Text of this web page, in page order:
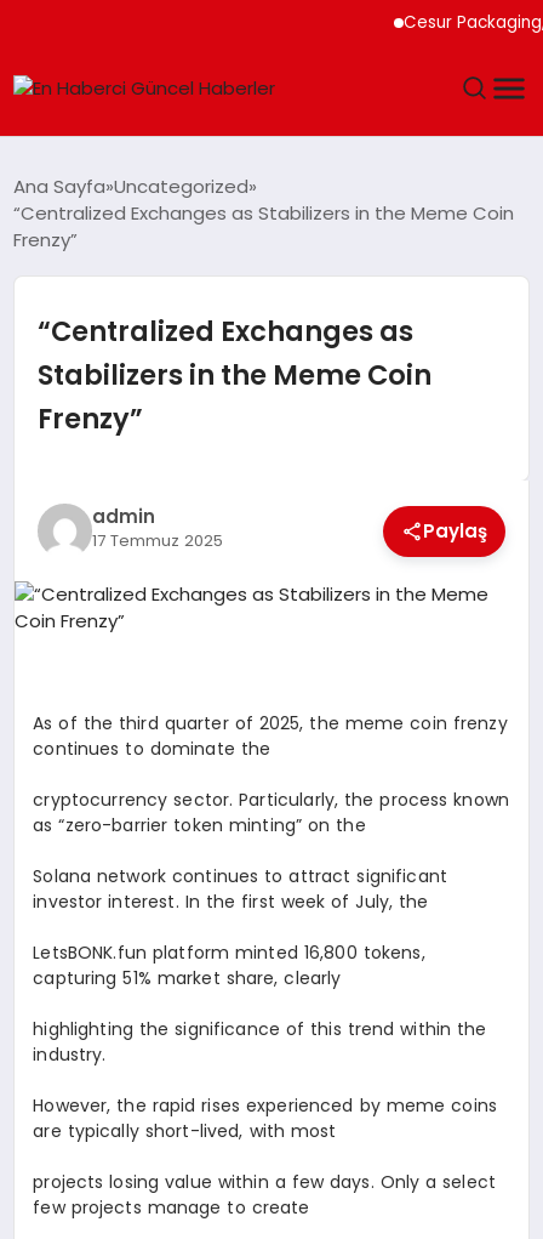
Cesur Packaging,
SPOR
MAGAZIN
EKONOMI
EĞITIM
Ana Sayfa Uncategorized
“Centralized Exchanges as Stabilizers in the Meme Coin
Frenzy”
“Centralized Exchanges as
Stabilizers in the Meme Coin
Frenzy”
admin
17 Temmuz 2025 Paylaş
As of the third quarter of 2025, the meme coin frenzy
continues to dominate the
cryptocurrency sector. Particularly, the process known
as “zero-barrier token minting” on the
Solana network continues to attract significant
investor interest. In the first week of July, the
LetsBONK.fun platform minted 16,800 tokens,
capturing 51% market share, clearly
highlighting the significance of this trend within the
industry.
However, the rapid rises experienced by meme coins
are typically short-lived, with most
projects losing value within a few days. Only a select
few projects manage to create